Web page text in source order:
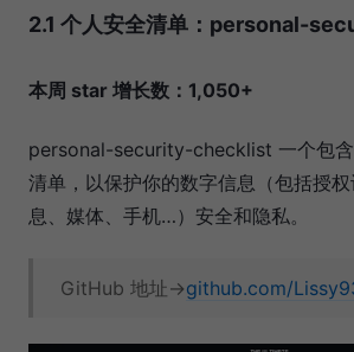
2.1 个人安全清单：personal-
本周 star 增长数：1,050+
personal-security-checklist 一个包
清单，以保护你的数字信息（包括授
息、媒体、手机…）安全和隐私。
GitHub 地址→github.com/